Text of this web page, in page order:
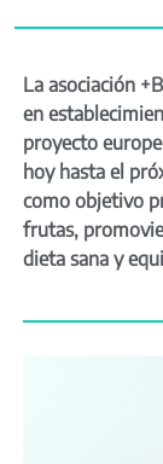
La asociación
en
proyecto
hoy hasta el
como objetivo
frutas,
dieta sana y